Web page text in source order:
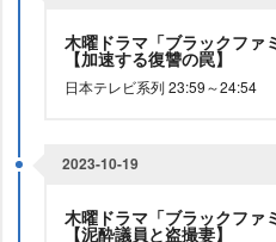
木曜ドラマ「ブラックファ
【加速する復讐の罠】
日本テレビ系列 23:59～24:54
2023-10-19
木曜ドラマ「ブラックファ
【泥酔議員と盗撮妻】